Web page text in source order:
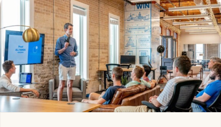
Logistique événementielle
Agences et Organisateurs
Banques
Associations
Gouvernements
Acteurs de jumelage
Un accélérateur de valeur pour votre événement
Notre plateforme de jumelage intelligent facilite le
réseautage lors d’événements d’affaires et réunit
l’ensemble des activités offertes, rehaussant l’expérience